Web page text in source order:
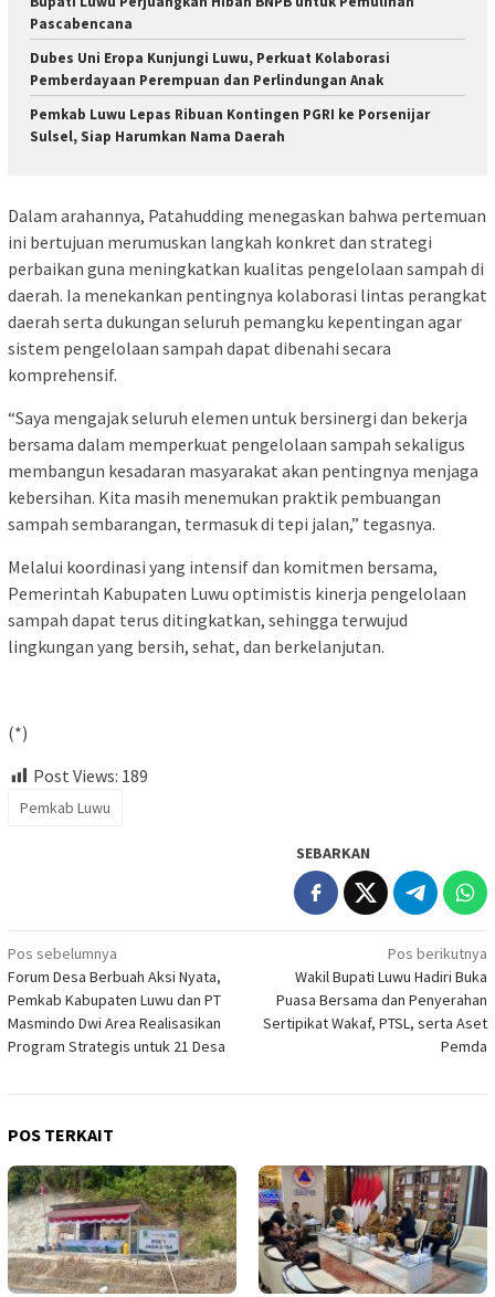
Pascabencana
Dubes Uni Eropa Kunjungi Luwu, Perkuat Kolaborasi
Pemberdayaan Perempuan dan Perlindungan Anak
Pemkab Luwu Lepas Ribuan Kontingen PGRI ke Porsenijar
Sulsel, Siap Harumkan Nama Daerah
Dalam arahannya, Patahudding menegaskan bahwa pertemuan
ini bertujuan merumuskan langkah konkret dan strategi
perbaikan guna meningkatkan kualitas pengelolaan sampah di
daerah. Ia menekankan pentingnya kolaborasi lintas perangkat
daerah serta dukungan seluruh pemangku kepentingan agar
sistem pengelolaan sampah dapat dibenahi secara
komprehensif.
“Saya mengajak seluruh elemen untuk bersinergi dan bekerja
bersama dalam memperkuat pengelolaan sampah sekaligus
membangun kesadaran masyarakat akan pentingnya menjaga
kebersihan. Kita masih menemukan praktik pembuangan
sampah sembarangan, termasuk di tepi jalan,” tegasnya.
Melalui koordinasi yang intensif dan komitmen bersama,
Pemerintah Kabupaten Luwu optimistis kinerja pengelolaan
sampah dapat terus ditingkatkan, sehingga terwujud
lingkungan yang bersih, sehat, dan berkelanjutan.
(*)
Post Views: 189
Pemkab Luwu
SEBARKAN
Navigasi
pos
Pos sebelumnya
Forum Desa Berbuah Aksi Nyata,
Pemkab Kabupaten Luwu dan PT
Masmindo Dwi Area Realisasikan
Program Strategis untuk 21 Desa
Pos berikutnya
Wakil Bupati Luwu Hadiri Buka
Puasa Bersama dan Penyerahan
Sertipikat Wakaf, PTSL, serta Aset
Pemda
POS TERKAIT